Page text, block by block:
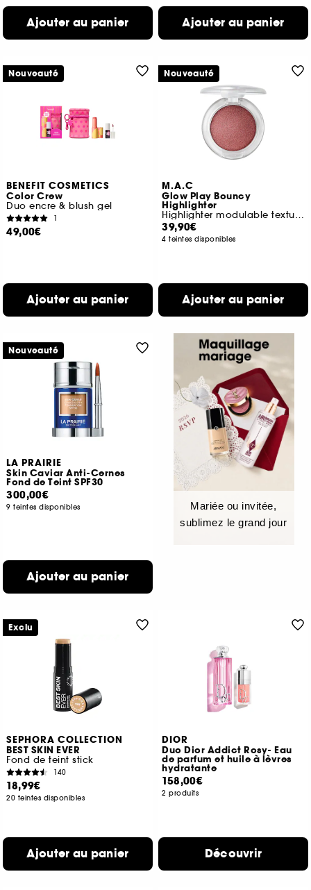
Ajouter au panier Ajouter au panier
BENEFIT COSMETICS
Color Crew
Duo encre & blush gel
1
49,00€
Ajouter au panier
Nouveauté
M.A.C
Glow Play Bouncy
Highlighter
Highlighter modulable texture gel
39,90€
4 teintes disponibles
Ajouter au panier
Nouveauté
LA PRAIRIE
Skin Caviar Anti-Cernes
Fond de Teint SPF30
300,00€
9 teintes disponibles
Ajouter au panier
Nouveauté
Mariée ou invitée,
sublimez le grand jour
SEPHORA COLLECTION
BEST SKIN EVER
Fond de teint stick
140
18,99€
20 teintes disponibles
Ajouter au panier
Exclu
DIOR
Duo Dior Addict Rosy- Eau
de parfum et huile à lèvres
hydratante
158,00€
2 produits
Découvrir